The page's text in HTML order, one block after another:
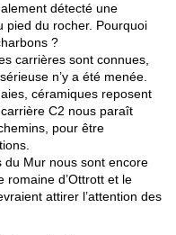
détecté une
pied du rocher. Pourquoi
?
carrières sont connues,
n’y a été menée.
céramiques reposent
C2 nous paraît
pour être
du Mur nous sont encore
romaine d’Ottrott et le
attirer l’attention des